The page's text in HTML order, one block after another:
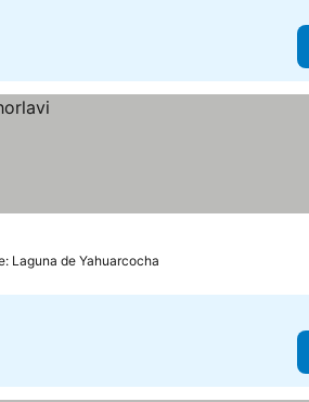
Laguna de Yahuarcocha